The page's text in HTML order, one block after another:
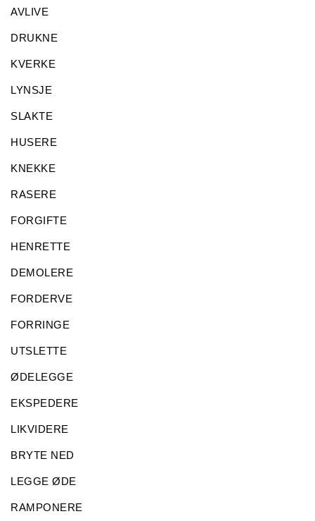
AVLIVE
DRUKNE
KVERKE
LYNSJE
SLAKTE
HUSERE
KNEKKE
RASERE
FORGIFTE
HENRETTE
DEMOLERE
FORDERVE
FORRINGE
UTSLETTE
ØDELEGGE
EKSPEDERE
LIKVIDERE
BRYTE NED
LEGGE ØDE
RAMPONERE